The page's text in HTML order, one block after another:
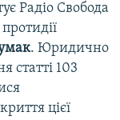
Радіо Свобода
. Юридично
статті 103
цієї